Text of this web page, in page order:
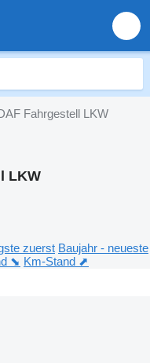
Fahrgestell LKW
LKW
zuerst Baujahr - neueste
⬊ Km-Stand ⬈